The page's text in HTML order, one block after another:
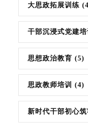
大思政拓展训练
干部沉浸式党建
思想政治教育 (5)
思政教师培训 (4)
新时代干部初心